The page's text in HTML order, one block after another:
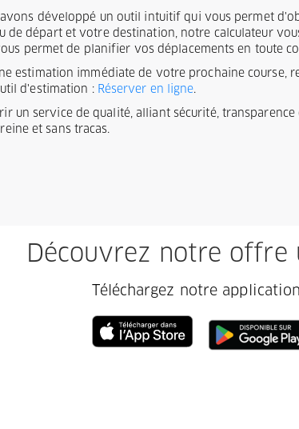
développé un outil intuitif qui vous permet
départ et votre destination, notre calculateur
permet de planifier vos déplacements en toute
estimation immédiate de votre prochaine course,
d'estimation : Réserver en ligne.
un service de qualité, alliant sécurité,
et sans tracas.
Découvrez notre offre
Téléchargez notre